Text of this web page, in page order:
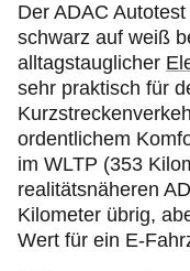
Der ADAC
schwarz auf weiß
alltagstauglicher
sehr praktisch für
ordentlichem
im WLTP (353
realitätsnäheren
Kilometer übrig,
Wert für ein E-